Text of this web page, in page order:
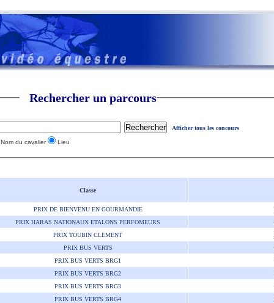
Rechercher un parcours
Afficher tous les concours
Nom du cavalier Lieu
Classe
PRIX DE BIENVENU EN GOURMANDIE
PRIX HARAS NATIONAUX ETALONS PERFOMEURS
PRIX TOUBIN CLEMENT
PRIX BUS VERTS
PRIX BUS VERTS BRG1
PRIX BUS VERTS BRG2
PRIX BUS VERTS BRG3
PRIX BUS VERTS BRG4